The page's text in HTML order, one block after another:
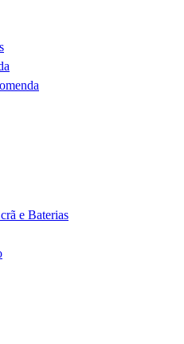
e Baterias